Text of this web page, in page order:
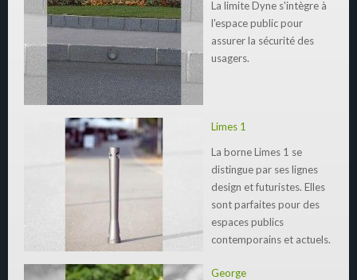
La limite Dyne s'intègre à
l'espace public pour
assurer la sécurité des
usagers.
Limes 1
La borne Limes 1 se
distingue par ses lignes
design et futuristes. Elles
sont parfaites pour des
espaces publics
contemporains et actuels.
George